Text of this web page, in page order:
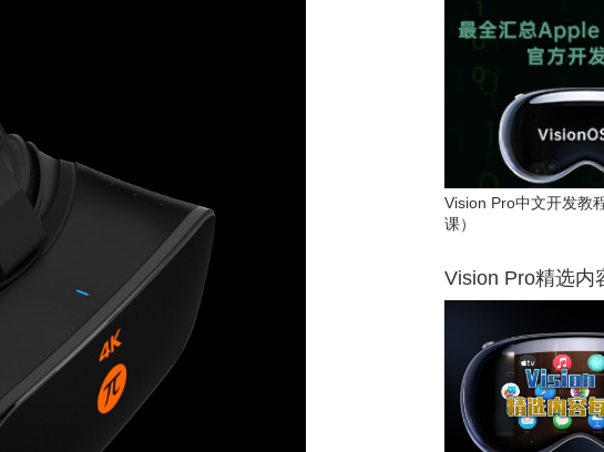
Vision Pro中文开发教
课）
Vision Pro精选内